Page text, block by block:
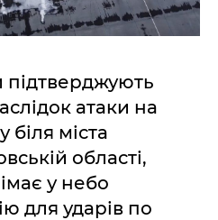
атаки на
біля міста
області,
у небо
для ударів по